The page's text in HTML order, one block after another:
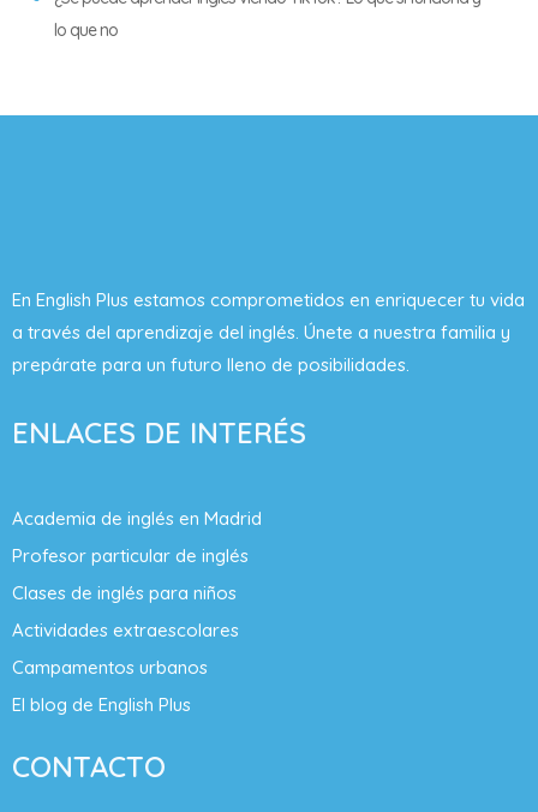
lo que no
En English Plus estamos comprometidos en enriquecer tu vida
a través del aprendizaje del inglés. Únete a nuestra familia y
prepárate para un futuro lleno de posibilidades.
ENLACES DE INTERÉS
Academia de inglés en Madrid
Profesor particular de inglés
Clases de inglés para niños
Actividades extraescolares
Campamentos urbanos
El blog de English Plus
CONTACTO